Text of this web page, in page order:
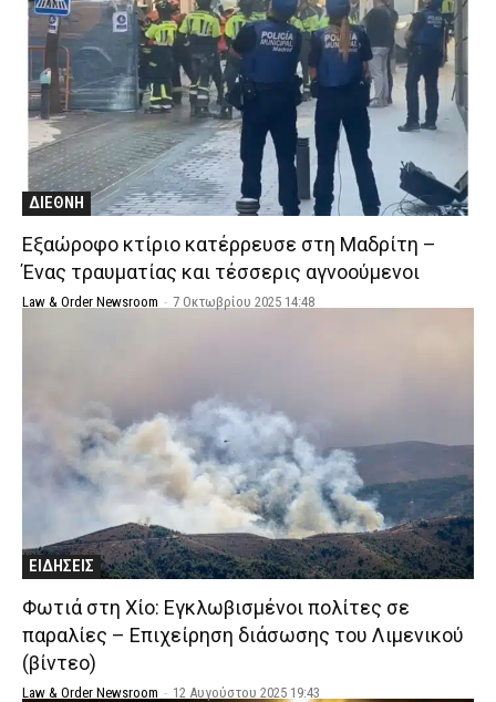
ΔΙΕΘΝΗ
Εξαώροφο κτίριο κατέρρευσε στη Μαδρίτη –
Ένας τραυματίας και τέσσερις αγνοούμενοι
Law & Order Newsroom - 7 Οκτωβρίου 2025 14:48
ΕΙΔΗΣΕΙΣ
Φωτιά στη Χίο: Εγκλωβισμένοι πολίτες σε
παραλίες – Επιχείρηση διάσωσης του Λιμενικού
(βίντεο)
Law & Order Newsroom - 12 Αυγούστου 2025 19:43